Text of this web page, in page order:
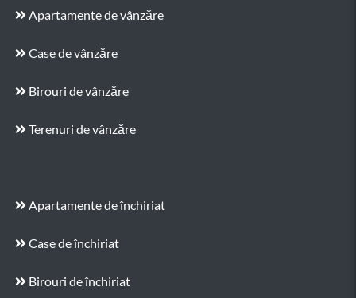
Apartamente de vânzăre
Case de vânzăre
Birouri de vânzăre
Terenuri de vânzăre
Apartamente de închiriat
Case de închiriat
Birouri de închiriat